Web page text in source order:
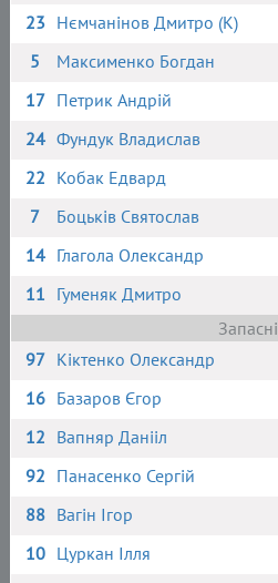
23 Нємчанінов Дмитро (К)
5
Максименко Богдан
17 Петрик Андрій
24 Фундук Владислав
22 Кобак Едвард
7
Боцьків Святослав
14 Глагола Олександр
11 Гуменяк Дмитро
Запасні
97 Кіктенко Олександр
16 Базаров Єгор
12 Вапняр Данііл
92 Панасенко Сергій
88 Вагін Ігор
10 Цуркан Ілля